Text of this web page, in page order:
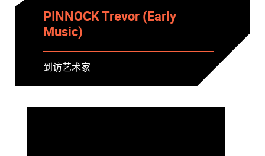
PINNOCK Trevor (Early
Music)
到访艺术家